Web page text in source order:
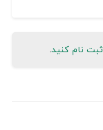
ثبت نام کنید.